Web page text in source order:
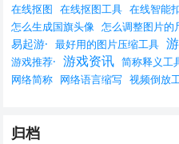
在线抠图 在线抠图工具 在线智能
怎么生成国旗头像 怎么调整图片的
易起游· 最好用的图片压缩工具
游戏推荐· 游戏资讯 简称释义工
网络简称 网络语言缩写 视频倒放
归档